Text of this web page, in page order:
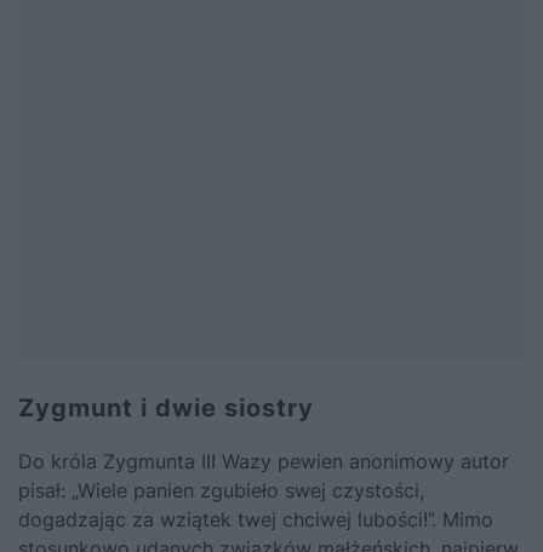
Zygmunt i dwie siostry
Do króla Zygmunta III Wazy pewien anonimowy autor
pisał: „Wiele panien zgubieło swej czystości,
dogadzając za wziątek twej chciwej lubości!”. Mimo